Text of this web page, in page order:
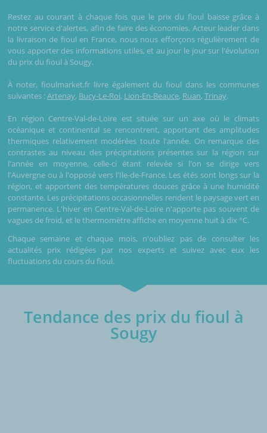
Restez au courant à chaque fois que le prix du fioul baisse grâce à
notre service d'alertes, afin de faire des économies. Acteur leader dans
la livraison de fioul en France, nous nous efforçons régulièrement de
vous apporter des informations utiles, et au jour le jour sur l'évolution
du prix du fioul à Sougy.
À noter, fioulmarket.fr livre également du fioul dans les communes
suivantes :Artenay, Bucy-Le-Roi, Lion-En-Beauce, Ruan, Trinay.
En région Centre-Val-de-Loire est située sur un axe où le climats
océanique et continental se rencontrent, apportant des amplitudes
thermiques relativement modérées toute l'année. On remarque des
contrastes au niveau des précipitations présentes sur la région sur
l'année en moyenne, celle-ci étant relevée si l'on se dirige vers
l'Auvergne ou à l'opposé vers l'Ile-de-France. Les étés sont longs sur la
région, et apportent des températures douces grâce à une humidité
constante. Les précipitations occasionnelles rendent le paysage vert en
permanence. L'hiver en Centre-Val-de-Loire n'apporte pas souvent de
vagues de froid, et le thermomètre affiche en moyenne huit à dix °C.
Chaque semaine et chaque mois, n'oubliez pas de consulter les
actualités prix rédigées par nos experts et suivez avec eux les
fluctuations du cours du fioul.
Tendance des prix du fioul à
Sougy